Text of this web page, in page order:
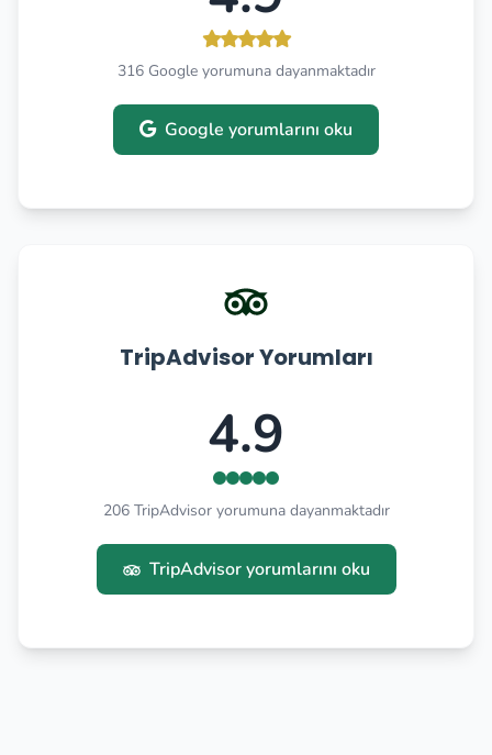
316 Google yorumuna dayanmaktadır
Google yorumlarını oku
TripAdvisor Yorumları
4.9
206 TripAdvisor yorumuna dayanmaktadır
TripAdvisor yorumlarını oku